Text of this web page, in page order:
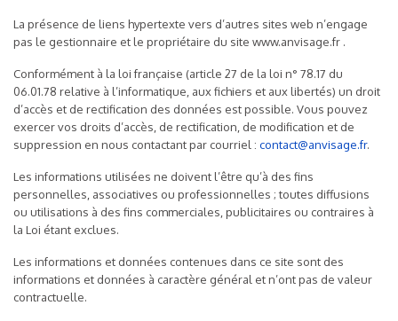
La présence de liens hypertexte vers d’autres sites web n’engage
pas le gestionnaire et le propriétaire du site www.anvisage.fr .
Conformément à la loi française (article 27 de la loi n° 78.17 du
06.01.78 relative à l’informatique, aux fichiers et aux libertés) un droit
d’accès et de rectification des données est possible. Vous pouvez
exercer vos droits d’accès, de rectification, de modification et de
suppression en nous contactant par courriel : contact@anvisage.fr.
Les informations utilisées ne doivent l’être qu’à des fins
personnelles, associatives ou professionnelles ; toutes diffusions
ou utilisations à des fins commerciales, publicitaires ou contraires à
la Loi étant exclues.
Les informations et données contenues dans ce site sont des
informations et données à caractère général et n’ont pas de valeur
contractuelle.